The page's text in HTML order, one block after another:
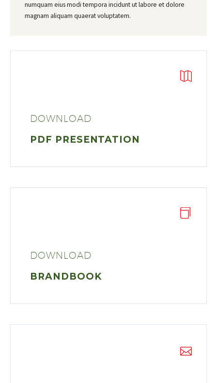
numquam eius modi tempora incidunt ut labore et dolore
magnam aliquam quaerat voluptatem.
DOWNLOAD
PDF PRESENTATION
DOWNLOAD
BRANDBOOK